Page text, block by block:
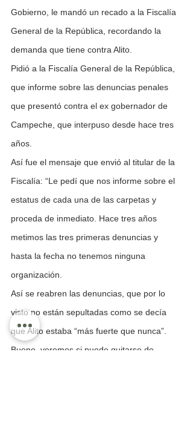
Gobierno, le mandó un recado a la Fiscalía
General de la República, recordando la
demanda que tiene contra Alito.
Pidió a la Fiscalía General de la República,
que informe sobre las denuncias penales
que presentó contra el ex gobernador de
Campeche, que interpuso desde hace tres
años.
Así fue el mensaje que envió al titular de la
Fiscalía: “Le pedí que nos informe sobre el
estatus de cada una de las carpetas y
proceda de inmediato. Hace tres años
metimos las tres primeras denuncias y
hasta la fecha no tenemos ninguna
organización.
Así se reabren las denuncias, que por lo
visto no están sepultadas como se decía
que Alito estaba “más fuerte que nunca”.
Bueno, veremos si puede quitarse de